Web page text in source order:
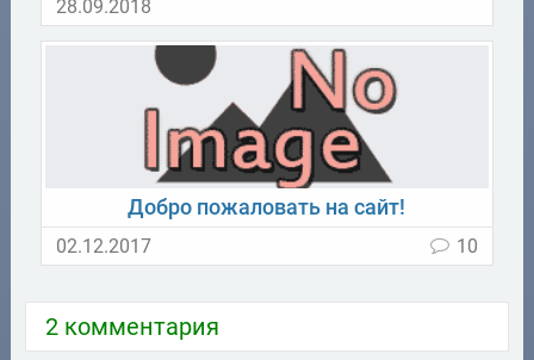
28.09.2018
Добро пожаловать на сайт!
02.12.2017 10
2 комментария